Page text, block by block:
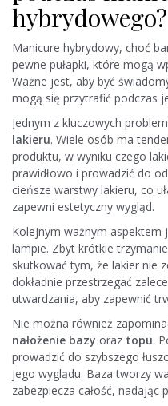
hybrydowego?
Manicure hybrydowy, choć
pewne pułapki, które mogą
Ważne jest, aby być
mogą się przytrafić podczas
Jednym z kluczowych
lakieru. Wiele osób ma
produktu, w wyniku czego
prawidłowo i prowadzić do
cieńsze warstwy lakieru, co
zapewni estetyczny wygląd.
Kolejnym ważnym aspektem
lampie. Zbyt krótkie
skutkować tym, że lakier nie
dokładnie przestrzegać
utwardzania, aby zapewnić
Nie można również
nałożenie bazy oraz topu.
prowadzić do szybszego
jego wyglądu. Baza tworzy
zabezpiecza całość, nadając